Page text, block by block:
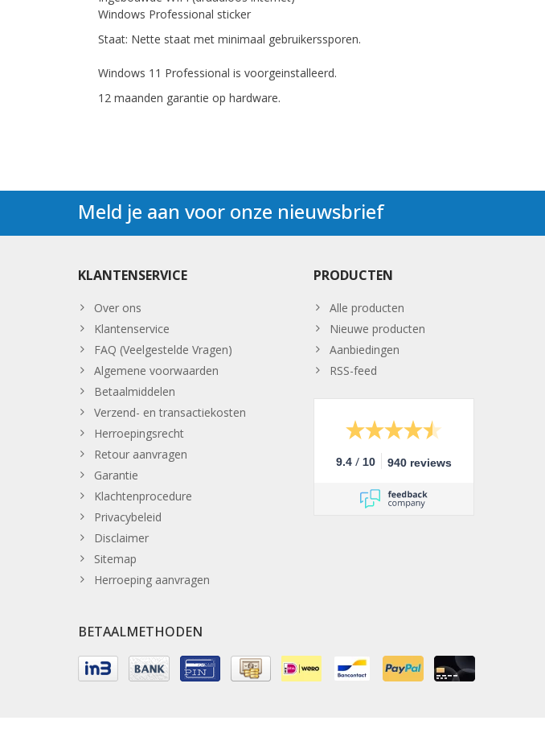
Windows Professional sticker
Staat: Nette staat met minimaal gebruikerssporen.
Windows 11 Professional is voorgeinstalleerd.
12 maanden garantie op hardware.
Meld je aan voor onze nieuwsbrief
KLANTENSERVICE
Over ons
Klantenservice
FAQ (Veelgestelde Vragen)
Algemene voorwaarden
Betaalmiddelen
Verzend- en transactiekosten
Herroepingsrecht
Retour aanvragen
Garantie
Klachtenprocedure
Privacybeleid
Disclaimer
Sitemap
Herroeping aanvragen
PRODUCTEN
Alle producten
Nieuwe producten
Aanbiedingen
RSS-feed
9.4 / 10 940 reviews
BETAALMETHODEN